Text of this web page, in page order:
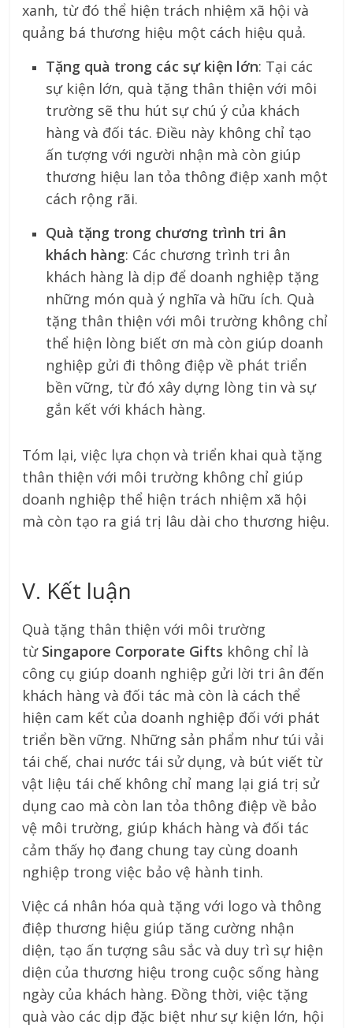
xanh, từ đó thể hiện trách nhiệm xã hội và
quảng bá thương hiệu một cách hiệu quả.
Tặng quà trong các sự kiện lớn: Tại các
sự kiện lớn, quà tặng thân thiện với môi
trường sẽ thu hút sự chú ý của khách
hàng và đối tác. Điều này không chỉ tạo
ấn tượng với người nhận mà còn giúp
thương hiệu lan tỏa thông điệp xanh một
cách rộng rãi.
Quà tặng trong chương trình tri ân
khách hàng: Các chương trình tri ân
khách hàng là dịp để doanh nghiệp tặng
những món quà ý nghĩa và hữu ích. Quà
tặng thân thiện với môi trường không chỉ
thể hiện lòng biết ơn mà còn giúp doanh
nghiệp gửi đi thông điệp về phát triển
bền vững, từ đó xây dựng lòng tin và sự
gắn kết với khách hàng.
Tóm lại, việc lựa chọn và triển khai quà tặng
thân thiện với môi trường không chỉ giúp
doanh nghiệp thể hiện trách nhiệm xã hội
mà còn tạo ra giá trị lâu dài cho thương hiệu.
V. Kết luận
Quà tặng thân thiện với môi trường
từ Singapore Corporate Gifts không chỉ là
công cụ giúp doanh nghiệp gửi lời tri ân đến
khách hàng và đối tác mà còn là cách thể
hiện cam kết của doanh nghiệp đối với phát
triển bền vững. Những sản phẩm như túi vải
tái chế, chai nước tái sử dụng, và bút viết từ
vật liệu tái chế không chỉ mang lại giá trị sử
dụng cao mà còn lan tỏa thông điệp về bảo
vệ môi trường, giúp khách hàng và đối tác
cảm thấy họ đang chung tay cùng doanh
nghiệp trong việc bảo vệ hành tinh.
Việc cá nhân hóa quà tặng với logo và thông
điệp thương hiệu giúp tăng cường nhận
diện, tạo ấn tượng sâu sắc và duy trì sự hiện
diện của thương hiệu trong cuộc sống hàng
ngày của khách hàng. Đồng thời, việc tặng
quà vào các dịp đặc biệt như sự kiện lớn, hội